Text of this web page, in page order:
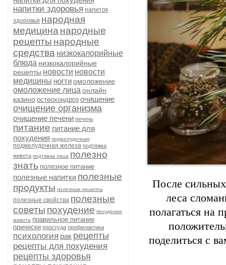
напитки здоровья напиток
здоровья народная
медицина народные
рецепты народные
средства низкокалорийные
блюда низкокалорийные
рецепты новости новости
медицины ногтиомоложение
омоложение лица онлайн
казино остеохондроз очищение
очищение организма
очищение печени печень
питание питание для
похудения поджелудочная
поджелудочная железа подтяжка
живота подтяжка лица полезно
знать полезное питание
полезные напитки полезные
продукты полезные рецепты
полезные свойства полезные
советы похудение похудение
живота правильное питание
прически простуда профилактика
психология рак рецепты
рецепты для похудения
рецепты здоровья
После
леса
полагаться на
поделиться с